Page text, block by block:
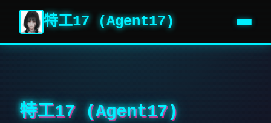
特工17 (Agent17)
特工17 (Agent17)